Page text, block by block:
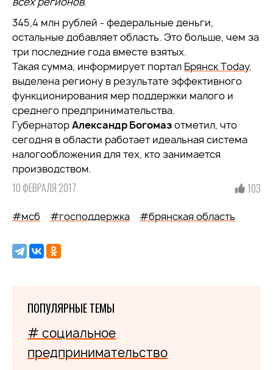
345,4 млн рублей - федеральные деньги,
остальные добавляет область. Это больше, чем за
три последние года вместе взятых.
Такая сумма, информирует портал Брянск Тoday,
выделена региону в результате эффективного
функционирования мер поддержки малого и
среднего предпринимательства.
ГубернаторАлександр Богомазотметил, что
сегодня в области работает идеальная система
налогообложения для тех, кто занимается
производством.
10 ФЕВРАЛЯ 2017 103
#мсб #господдержка #брянская область
ПОПУЛЯРНЫЕ ТЕМЫ
# социальное
предпринимательство